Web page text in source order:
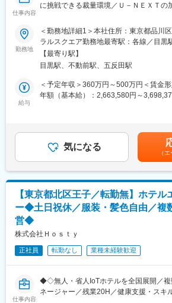
・ビジネス基礎研修
・部門別専門研修 など
また、個人ごとに活用可能な研修予算を
の参加や書籍購入など、自己成長やチー
投資を積極的に支援しています。
変更の範囲：会社の定める業務
＜主な業務内容＞店舗の「体験品質」と
【店舗マネジメント・数値管理】
担当店舗（カフェ・物販）の売上・利益
店舗KPI（原価率・人件費率・客単価・
改善施策の実行
【組織・人材マネジメント】
【企画連携・事業推進】
商品開発チームや営業企画チームと連携
促施策の実行
新規出店時の立ち上げ業務（スタッフィ
ニング）
トラブル発生時の対応および再発防止策
仕事内容
に挑戦できる裁量環境／Ｕ－ＮＥＸＴの
■部門やポジションの役割
映画館に来場されたお客様に対し、自社
加入促進を提案する営業ポジションです
ず、アルバイトスタッフの育成や営業組
最大化を実現する役割を担います。
■業務内容:
映画館来場者への営業活動を軸に、組織
・動画・電子書籍配信サービス「U-
・担当劇場での営業活動（経験に応じ複
・大型イベントブースでの営業活動
※最初の数か月程度ご自身で映画館等で
を行った後に、複数の映画館をまたぎア
全体で約26名の組織で、配属チームは
■やりがいや魅力
勤務地
＜勤務地詳細1＞本社住所：東京都品川
ラルスクエア勤務地最寄駅：各線／目黒
面禁煙＜勤務地詳細2＞東京都内の映画
対策：屋内全面禁煙変更の範囲：会社の
【最寄り駅】
目黒駅、不動前駅、五反田駅
給与
＜予定年収＞360万円～500万円＜賃金
年額（基本給）：2,663,580円～
給与補足＞※上記はあくまで想定であり
定させて頂きます。■昇給：年1回賃金は
あり、選考を通じて上下する可能性が
手当を含めた表記です。
気になる
（
【東京都北区王子／転勤無】ホテル
ー◆土日祝休／服装・髪色自由／複
営◆
株式会社Ｈｏｓｔｙ
正社員 転勤なし 業種未経験歓迎
仕事内容
◆◇無人・省人IoTホテルを全国展開／複
ネージャー／残業20H／健康支援・スキ